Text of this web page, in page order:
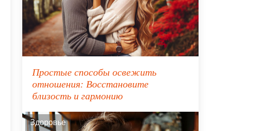
Простые способы освежить
отношения: Восстановите
близость и гармонию
Здоровье